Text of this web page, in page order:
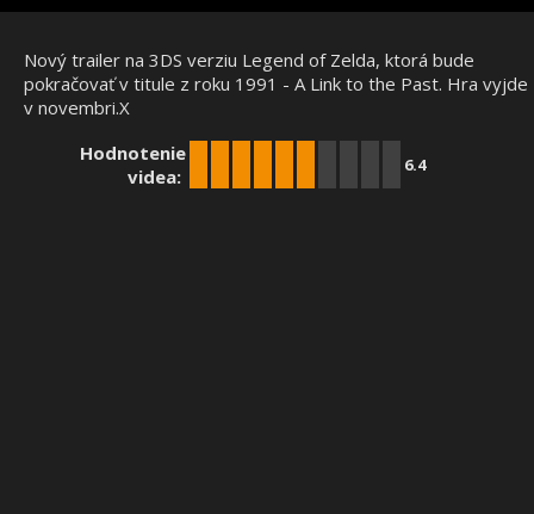
Nový trailer na 3DS verziu Legend of Zelda, ktorá bude
pokračovať v titule z roku 1991 - A Link to the Past. Hra vyjde
v novembri.X
Hodnotenie
videa:
6.4